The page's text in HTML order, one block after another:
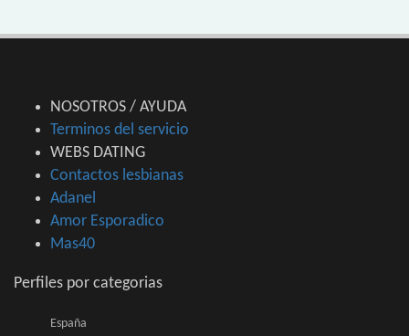
NOSOTROS / AYUDA
Terminos del servicio
WEBS DATING
Contactos lesbianas
Adanel
Amor Esporadico
Mas40
Perfiles por categorias
España